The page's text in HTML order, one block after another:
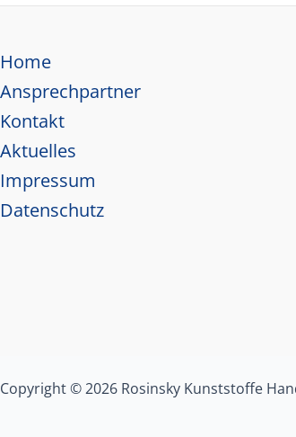
Home
Ansprechpartner
Kontakt
Aktuelles
Impressum
Datenschutz
Copyright © 2026 Rosinsky Kunststoffe